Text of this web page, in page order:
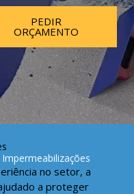
PEDIR
ORÇAMENTO
no setor, a
a proteger